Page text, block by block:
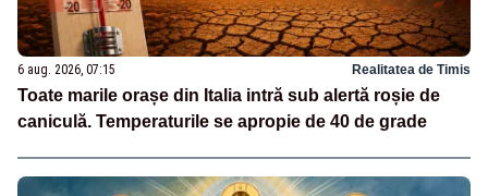
6 aug. 2026, 07:15 Realitatea de Timis
Toate marile orașe din Italia intră sub alertă roșie de
caniculă. Temperaturile se apropie de 40 de grade